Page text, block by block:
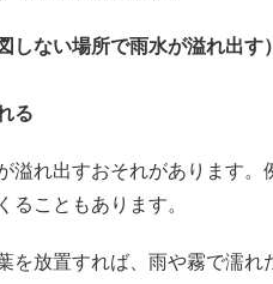
しない場所で雨水が溢れ出す）
る
溢れ出すおそれがあります
ることもあります。
を放置すれば、雨や霧で濡